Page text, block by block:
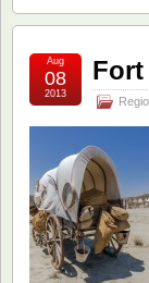
Aug
08
2013